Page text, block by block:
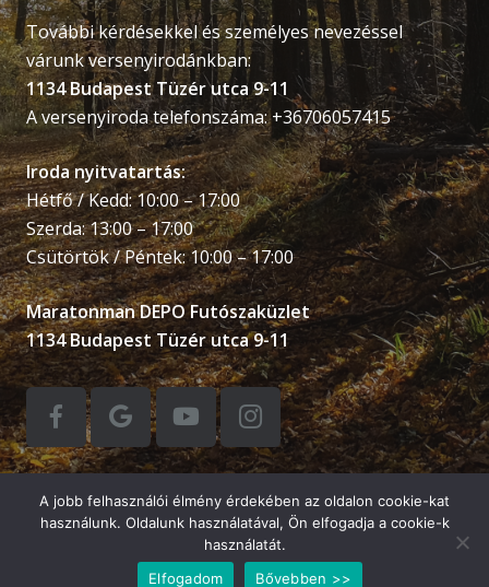
További kérdésekkel és személyes nevezéssel
várunk versenyirodánkban:
1134 Budapest Tüzér utca 9-11
A versenyiroda telefonszáma: +36706057415
Iroda nyitvatartás:
Hétfő / Kedd: 10:00 – 17:00
Szerda: 13:00 – 17:00
Csütörtök / Péntek: 10:00 – 17:00
Maratonman DEPO Futószaküzlet
1134 Budapest Tüzér utca 9-11
© Balatonman Triatlon Kft &FULLCON IT
Development Kft
A jobb felhasználói élmény érdekében az oldalon cookie-kat
használunk. Oldalunk használatával, Ön elfogadja a cookie-k
használatát.
Elfogadom
Bővebben >>